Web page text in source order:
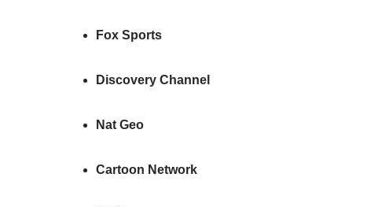
Fox Sports
Discovery Channel
Nat Geo
Cartoon Network